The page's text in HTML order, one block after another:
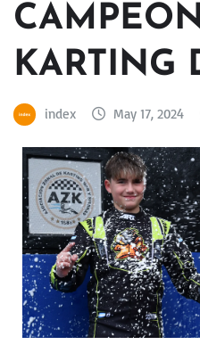
KARTING
index May 17, 2024